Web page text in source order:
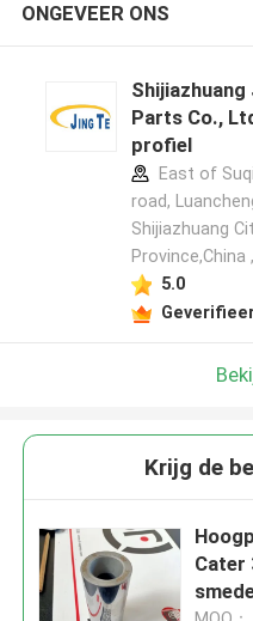
ONGEVEER ONS
Parts Co.,
profiel
East of
road,
Shijiazhuang
Province,China
5.0
Krijg de
Cater